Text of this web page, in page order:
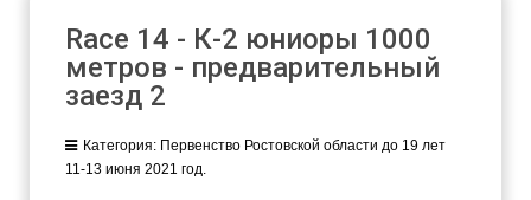
Race 14 - К-2 юниоры 1000
метров - предварительный
заезд 2
Категория: Первенство Ростовской области до 19 лет
11-13 июня 2021 год.